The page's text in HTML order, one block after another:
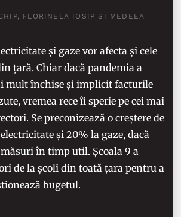
FLORINELA IOSIP ȘI MEDEEA
și gaze vor afecta și cele
țară. Chiar dacă pandemia a
mult închise și implicit facturile
vremea rece îi sperie pe cei mai
Se preconizează o creștere de
și 20% la gaze, dacă
în timp util. Școala 9 a
de la școli din toată țara pentru a
bugetul.